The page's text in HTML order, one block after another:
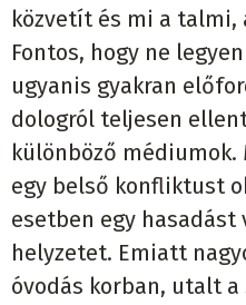
közvetít és mi a talmi,
Fontos, hogy ne
ugyanis gyakran
dologról teljesen
különböző médiumok.
egy belső konfliktust
esetben egy hasadást
helyzetet. Emiatt
óvodás korban, utalt a